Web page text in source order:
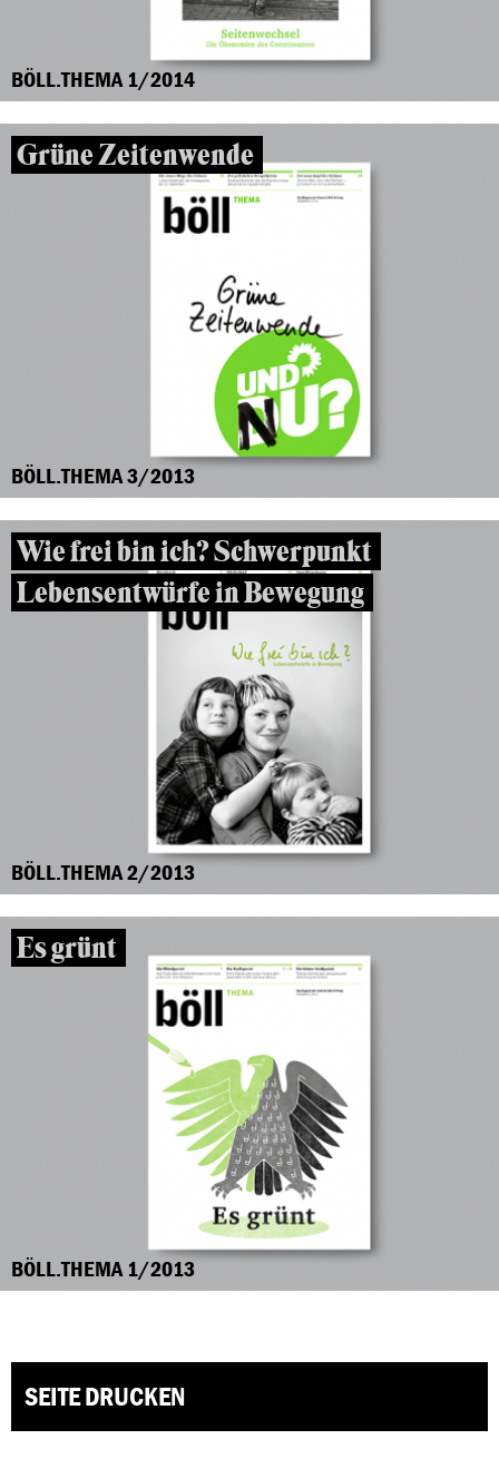
BÖLL.THEMA 1/2014
Grüne Zeitenwende
BÖLL.THEMA 3/2013
Wie frei bin ich? Schwerpunkt
Lebensentwürfe in Bewegung
BÖLL.THEMA 2/2013
Es grünt
BÖLL.THEMA 1/2013
SEITE DRUCKEN